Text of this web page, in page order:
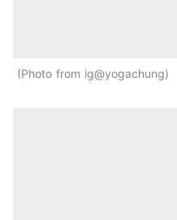
Photo from ig@yogachung